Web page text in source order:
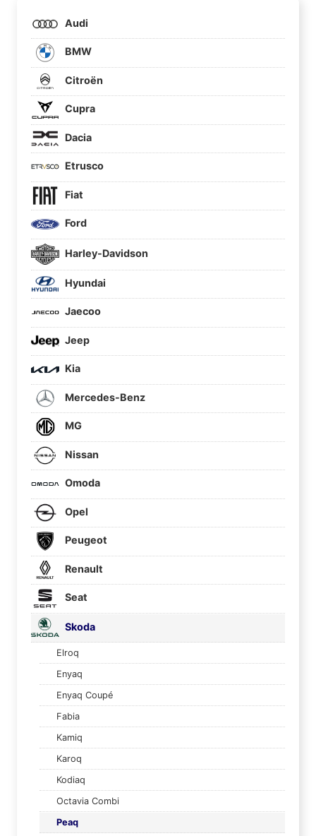
Audi
BMW
Citroën
Cupra
Dacia
Etrusco
Fiat
Ford
Harley-Davidson
Hyundai
Jaecoo
Jeep
Kia
Mercedes-Benz
MG
Nissan
Omoda
Opel
Peugeot
Renault
Seat
Skoda
Elroq
Enyaq
Enyaq Coupé
Fabia
Kamiq
Karoq
Kodiaq
Octavia Combi
Peaq